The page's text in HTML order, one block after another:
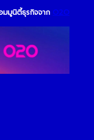
มมูนิตี้ธุรกิจจาก O2O